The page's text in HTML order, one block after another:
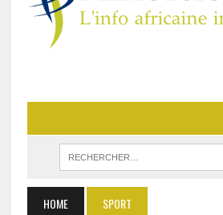
HOME SPORT